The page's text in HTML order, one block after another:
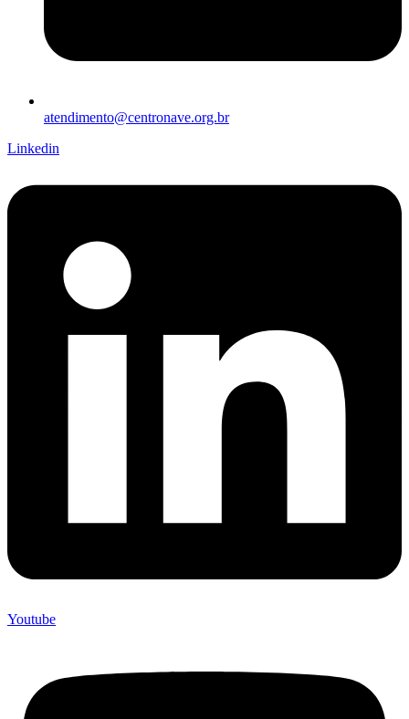
atendimento@centronave.org.br
Linkedin
Youtube